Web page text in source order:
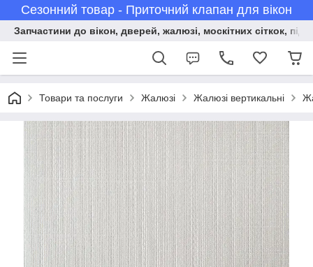
Сезонний товар - Приточний клапан для вікон
Запчастини до вікон, дверей, жалюзі, москітних сіткок,
Товари та послуги Жалюзі Жалюзі вертикальні